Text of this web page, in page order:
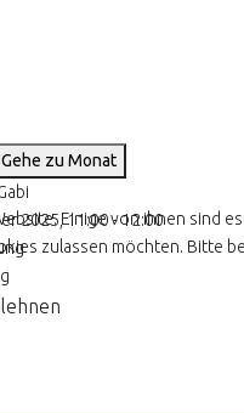
Gehe zu Monat
2025, 11:00 - 12:00
Einige von ihnen sind
zulassen möchten. Bitte